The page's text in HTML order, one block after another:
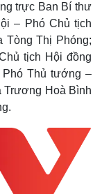
trực Ban Bí thư
– Phó Chủ tịch
Tòng Thị Phóng;
tịch Hội đồng
Phó Thủ tướng –
Trương Hoà Bình